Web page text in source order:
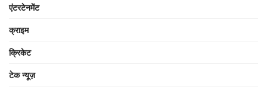
एंटरटेनमेंट
क्राइम
क्रिकेट
टेक न्यूज़